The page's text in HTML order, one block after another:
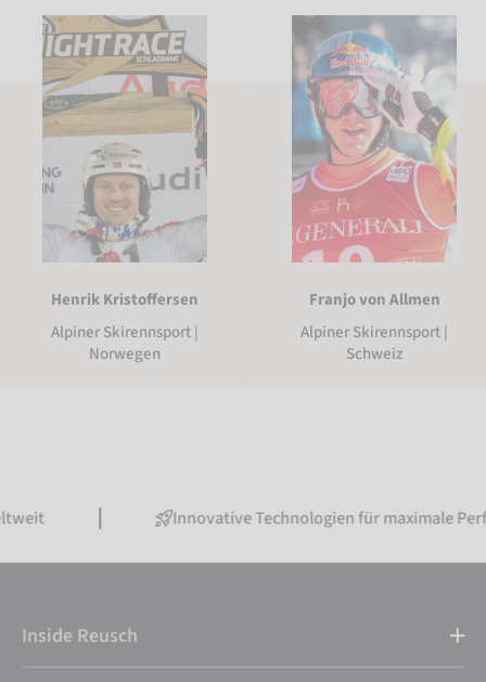
Henrik Kristoffersen
Alpiner Skirennsport |
Norwegen
Franjo von Allmen
Alpiner Skirennsport |
Schweiz
Innovative Technologien für maximale Performance
Inside Reusch